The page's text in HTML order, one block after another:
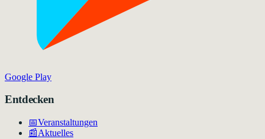
Google Play
Entdecken
📅Veranstaltungen
📰Aktuelles